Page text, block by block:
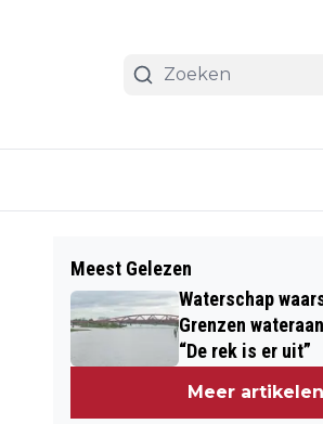
Meest Gelezen
Waterschap
Grenzen
“De rek is er uit”
Meer artikelen